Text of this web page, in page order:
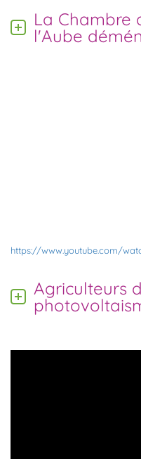
La Chambre
l'Aube
https://www.youtube.com/
Agriculteurs